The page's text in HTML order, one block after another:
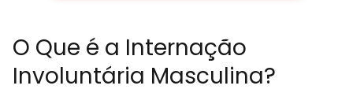
O Que é a Internação
Involuntária Masculina?